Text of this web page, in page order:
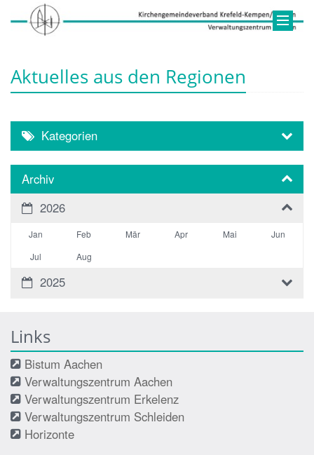
Aktuelles aus den Regionen
Kategorien
Archiv
2026
Jan Feb Mär Apr Mai
Jun
Jul
Aug
2025
Links
Bistum Aachen
Verwaltungszentrum Aachen
Verwaltungszentrum Erkelenz
Verwaltungszentrum Schleiden
Horizonte